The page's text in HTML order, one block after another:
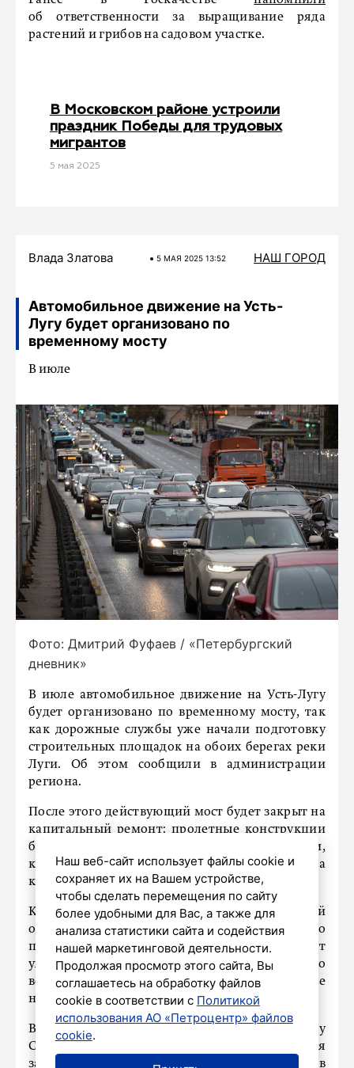
об ответственности за выращивание ряда
растений и грибов на садовом участке.
В Московском районе устроили
праздник Победы для трудовых
мигрантов
5 мая 2025
Влада Златова 5 МАЯ 2025 13:52 НАШ ГОРОД
Автомобильное движение на Усть-
Лугу будет организовано по
временному мосту
В июле
Фото: Дмитрий Фуфаев / «Петербургский
дневник»
В июле автомобильное движение на Усть-Лугу
будет организовано по временному мосту, так
как дорожные службы уже начали подготовку
строительных площадок на обоих берегах реки
Луги. Об этом сообщили в администрации
региона.
После этого действующий мост будет закрыт на
капитальный ремонт: пролетные конструкции
будут демонтированы и заменены новыми,
которые выдержат нагрузки от транспорта
крупнейшего порта на Балтике.
Капитальный ремонт моста, который
осуществляется в рамках национального
проекта «Инфраструктура для жизни», станет
уже третьей крупной строительной работой по
возведению мостов в регионе за последние
несколько лет.
В 2023 году был открыт новый мост через реку
Свирь в Подпорожье, а в 2024 году планируется
завершение моста через реку Волхов в
Наш веб-сайт использует файлы cookie и
сохраняет их на Вашем устройстве,
чтобы сделать перемещения по сайту
более удобными для Вас, а также для
анализа статистики сайта и содействия
нашей маркетинговой деятельности.
Продолжая просмотр этого сайта, Вы
соглашаетесь на обработку файлов
cookie в соответствии с Политикой
использования АО «Петроцентр» файлов
cookie.